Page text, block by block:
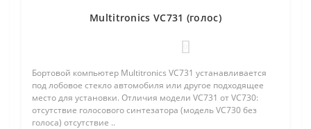
Multitronics VC731 (голос)
Бортовой компьютер Multitronics VC731 устанавливается
под лобовое стекло автомобиля или другое подходящее
место для установки. Отличия модели VC731 от VC730:
отсутствие голосового синтезатора (модель VC730 без
голоса) отсутствие ..